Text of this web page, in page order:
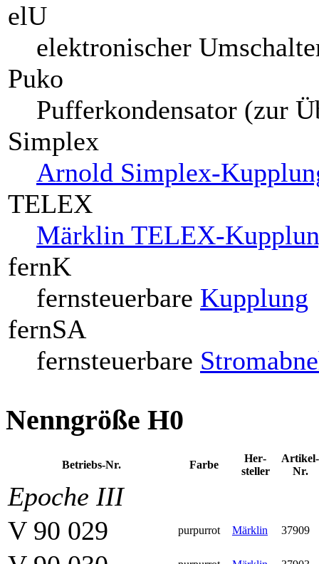
elU
elektronischer
Puko
Pufferkondensator (zur
Simplex
Arnold Simplex-
TELEX
Märklin TELEX-
fernK
fernsteuerbare Kupplung
fernSA
fernsteuerbare
Nenngröße H0
Betriebs-Nr. Farbe
Her­
steller
Artikel-
Nr.
Epoche III
V 90 029
purpurrot Märklin 37909